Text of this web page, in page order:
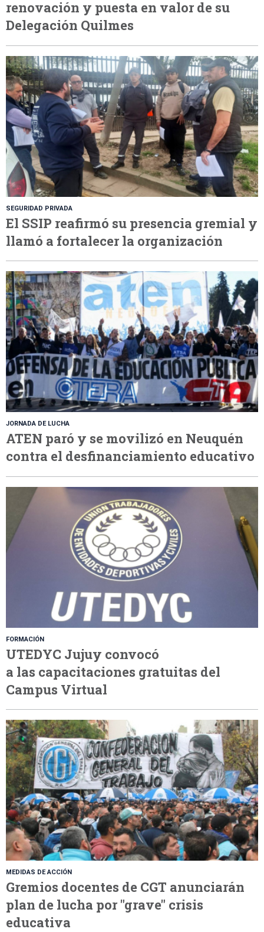
renovación y puesta en valor de su
Delegación Quilmes
SEGURIDAD PRIVADA
El SSIP reafirmó su presencia gremial y
llamó a fortalecer la organización
JORNADA DE LUCHA
ATEN paró y se movilizó en Neuquén
contra el desfinanciamiento educativo
FORMACIÓN
UTEDYC Jujuy convocó
a las capacitaciones gratuitas del
Campus Virtual
MEDIDAS DE ACCIÓN
Gremios docentes de CGT anunciarán
plan de lucha por "grave" crisis
educativa